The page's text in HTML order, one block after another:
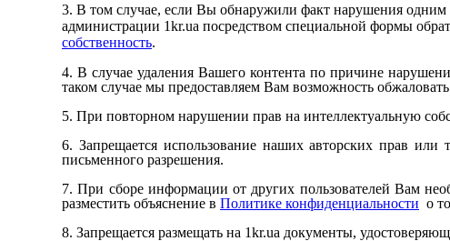
3. В том случае, если Вы обнаружили факт нарушения одним
администрации 1kr.ua посредством специальной формы
собственность.
4. В случае удаления Вашего контента по причине
таком случае мы предоставляем Вам возможность обжаловать
5. При повторном нарушении прав на интеллектуальную
6. Запрещается использование наших авторских прав или
письменного разрешения.
7. При сборе информации от других пользователей Вам
разместить объяснение в Политике конфиденциальности о
8. Запрещается размещать на 1kr.ua документы,